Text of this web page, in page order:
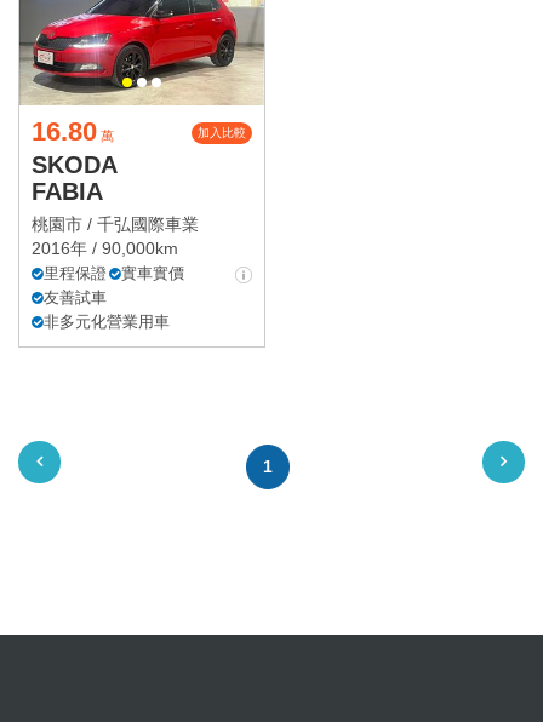
16.80 萬 加入比較
SKODA
FABIA
桃園市 / 千弘國際車業
2016年 / 90,000km
里程保證
實車實價
友善試車
非多元化營業用車
1